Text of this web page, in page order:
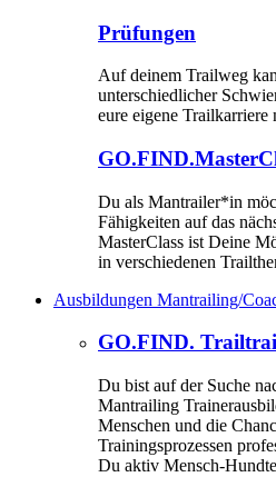
Prüfungen
Auf deinem Trailweg
unterschiedlicher
eure eigene Trailkarriere
Du als Mantrailer*in
Fähigkeiten auf das
MasterClass ist Deine
in verschiedenen
Ausbildungen Mantrailing/
GO.FIND.
Du bist auf der Suche
Mantrailing
Menschen und die
Trainingsprozessen
Du aktiv Mensch-